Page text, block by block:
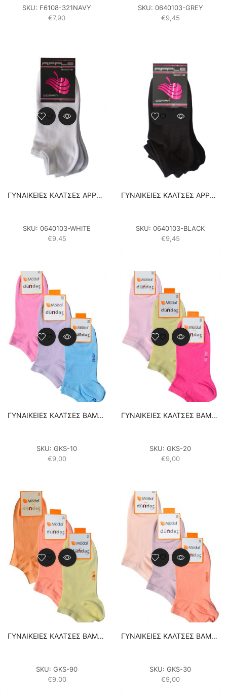
SKU: F6108-321NAVY
€7,90
SKU: 0640103-GREY
€9,45
ΓΥΝΑΙΚΕΙΕΣ ΚΑΛΤΣΕΣ APPLE ΣΟΣΟΝΙΑ ΒΑΜΒΑΚΕΡΕΣ – 3 ΖΕΥΓΑΡΙΑ – ΛΕΥΚΕΣ
SKU: 0640103-WHITE
€9,45
ΓΥΝΑΙΚΕΙΕΣ ΚΑΛΤΣΕΣ APPLE ΣΟΣΟΝΙΑ ΒΑΜΒΑΚΕΡΕΣ – 3 ΖΕΥΓΑΡΙΑ – ΜΑΥΡΕΣ
SKU: 0640103-BLACK
€9,45
ΓΥΝΑΙΚΕΙΕΣ ΚΑΛΤΣΕΣ ΒΑΜΒΑΚΕΡΕΣ ΣΟΣΟΝΙΑ – 3 ΖΕΥΓΑΡΙΑ – ΓΑΛΑΖΙΟ / ΛΙΛΑ / ΡΟΖ
SKU: GKS-10
€9,00
ΓΥΝΑΙΚΕΙΕΣ ΚΑΛΤΣΕΣ ΒΑΜΒΑΚΕΡΕΣ ΣΟΣΟΝΙΑ – 3 ΖΕΥΓΑΡΙΑ – ΚΙΤΡΙΝΟ / ΡΟΖ / ΦΟΥΞΙΑ
SKU: GKS-20
€9,00
ΓΥΝΑΙΚΕΙΕΣ ΚΑΛΤΣΕΣ ΒΑΜΒΑΚΕΡΕΣ ΣΟΣΟΝΙΑ – 3 ΖΕΥΓΑΡΙΑ – ΚΙΤΡΙΝΟ / ΣΟΜΟΝ / ΠΟΡΤΟΚΑΛΙ
SKU: GKS-90
€9,00
ΓΥΝΑΙΚΕΙΕΣ ΚΑΛΤΣΕΣ ΒΑΜΒΑΚΕΡΕΣ ΣΟΣΟΝΙΑ – 3 ΖΕΥΓΑΡΙΑ – ΣΟΜΟΝ / ΛΙΛΑ / ΡΟΖ
SKU: GKS-30
€9,00